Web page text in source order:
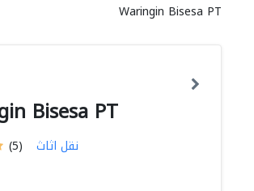
Waringin Bisesa PT
Bisesa PT
(5) نقل اثاث